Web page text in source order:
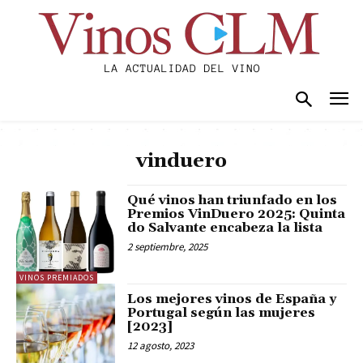
vinduero
VINOS PREMIADOS
Qué vinos han triunfado en los
Premios VinDuero 2025: Quinta
do Salvante encabeza la lista
2 septiembre, 2025
Los mejores vinos de España y
Portugal según las mujeres
[2023]
12 agosto, 2023